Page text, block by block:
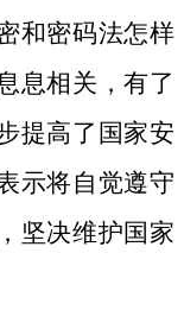
和密码法怎样
息相关，有了
提高了国家安
示将自觉遵守
坚决维护国家